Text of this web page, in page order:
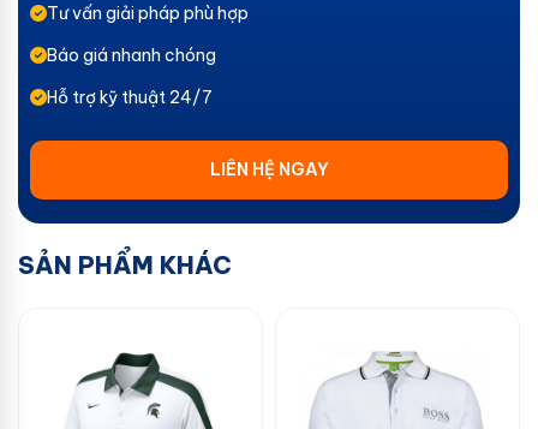
Tư vấn giải pháp phù hợp
Báo giá nhanh chóng
Hỗ trợ kỹ thuật 24/7
LIÊN HỆ NGAY
SẢN PHẨM KHÁC